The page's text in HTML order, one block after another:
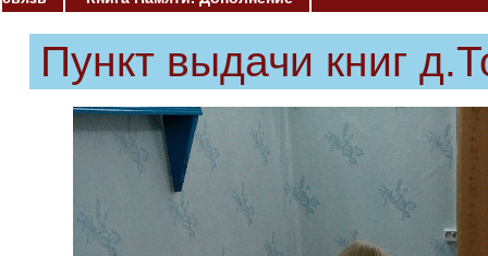
Пункт выдачи книг